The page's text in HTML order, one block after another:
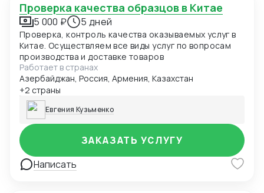
Проверка качества образцов в Китае
5 000 ₽ 5 дней
Проверка, контроль качества оказываемых услуг в
Китае. Осуществляем все виды услуг по вопросам
производства и доставке товаров
Работает в странах
Азербайджан, Россия, Армения, Казахстан
+2 страны
Евгения Кузьменко
Написать
ЗАКАЗАТЬ УСЛУГУ